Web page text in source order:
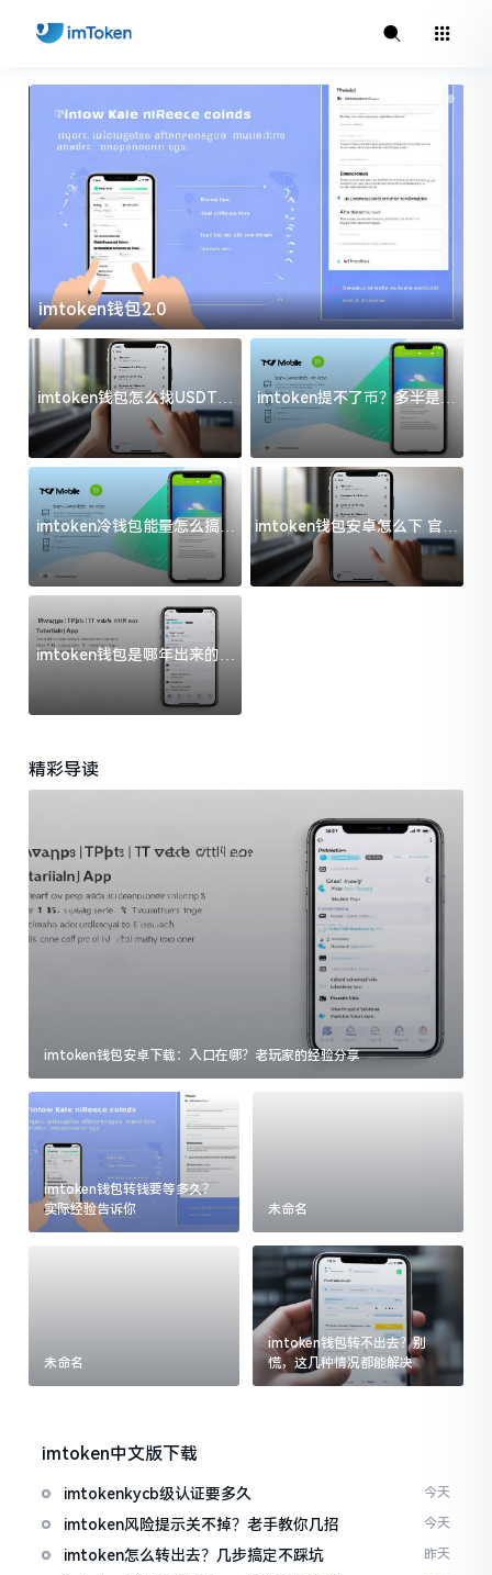
imtoken钱包2.0
imtoken钱包怎么找USDT地
址？三步搞定不踩坑
imtoken提不了币？多半是这
几件事没处理好
imtoken冷钱包能量怎么搞？
过来人告诉你门道
imtoken钱包安卓怎么下 官方
渠道避坑指南
imtoken钱包是哪年出来的？
一文给你说清楚
精彩导读
imtoken钱包安卓下载：入口在哪？老玩家的经验分享
imtoken钱包转钱要等多久？
实际经验告诉你
未命名
未命名
imtoken钱包转不出去？别
慌，这几种情况都能解决
imtoken中文版下载
imtokenkycb级认证要多久 今天
imtoken风险提示关不掉？老手教你几招 今天
imtoken怎么转出去？几步搞定不踩坑 昨天